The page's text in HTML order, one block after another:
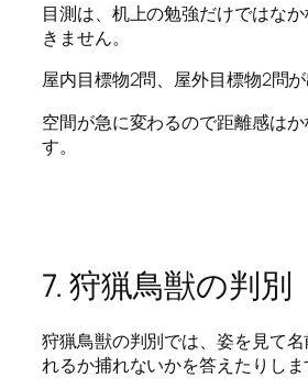
目測は、机上の勉強だけではな
きません。
屋内目標物2問、屋外目標物2問が
空間が急に変わるので距離感は
す。
7. 狩猟鳥獣の判別
狩猟鳥獣の判別では、姿を見て
れるか捕れないかを答えたりしま